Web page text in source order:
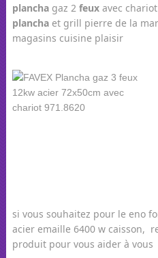
planchagaz 2 feuxavec chariot
planchaet grill pierre de la
magasins cuisine plaisir
si vous souhaitez pour le eno
acier emaille 6400 w caisson,
produit pour vous aider à vous